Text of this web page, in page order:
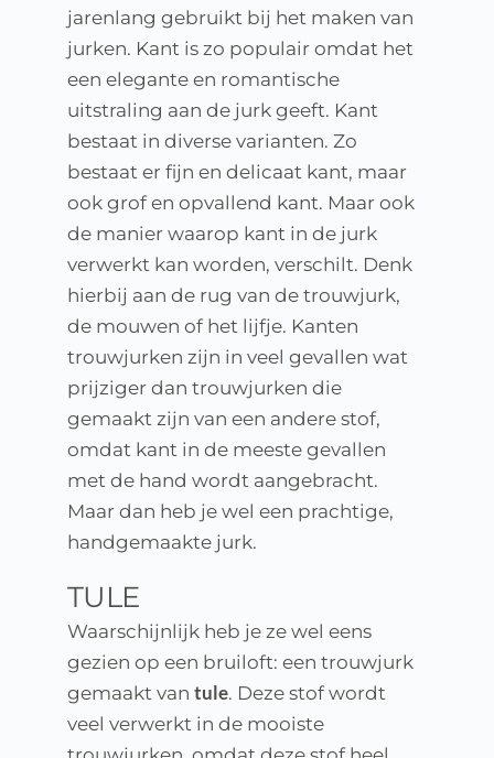
jarenlang gebruikt bij het maken van
jurken. Kant is zo populair omdat het
een elegante en romantische
uitstraling aan de jurk geeft. Kant
bestaat in diverse varianten. Zo
bestaat er fijn en delicaat kant, maar
ook grof en opvallend kant. Maar ook
de manier waarop kant in de jurk
verwerkt kan worden, verschilt. Denk
hierbij aan de rug van de trouwjurk,
de mouwen of het lijfje. Kanten
trouwjurken zijn in veel gevallen wat
prijziger dan trouwjurken die
gemaakt zijn van een andere stof,
omdat kant in de meeste gevallen
met de hand wordt aangebracht.
Maar dan heb je wel een prachtige,
handgemaakte jurk.
TULE
Waarschijnlijk heb je ze wel eens
gezien op een bruiloft: een trouwjurk
gemaakt van tule. Deze stof wordt
veel verwerkt in de mooiste